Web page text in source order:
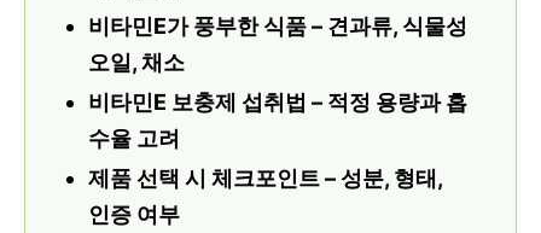
비타민E가 풍부한 식품 – 견과류, 식물성
오일, 채소
비타민E 보충제 섭취법 – 적정 용량과 흡
수율 고려
제품 선택 시 체크포인트 – 성분, 형태,
인증 여부